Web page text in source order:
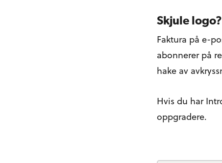
Skjule logo?
Faktura på e-
abonnerer på
hake av
Hvis du har
oppgradere.